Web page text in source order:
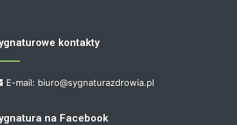
kontakty
E-mail: biuro@sygnaturazdrowia.pl
na Facebook